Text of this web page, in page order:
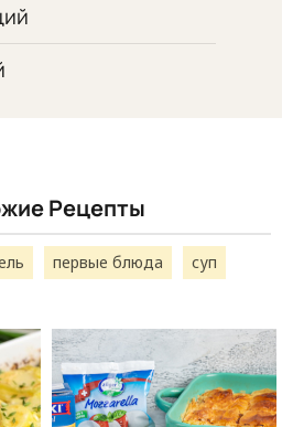
Рецепты
первые блюда суп